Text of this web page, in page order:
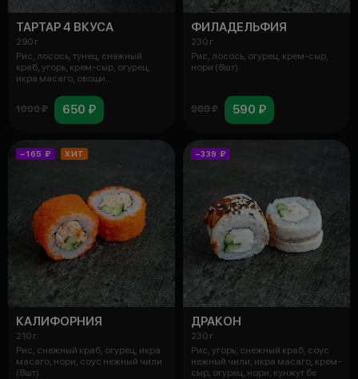
ТАРТАР 4 ВКУСА
290 г
Рис, лосось, тунец, снежный
краб, угорь, крем-сыр, огурец,
икра масаго, овощи
1000 ₽
650 ₽
ФИЛАДЕЛЬФИЯ
230 г
Рис, лосось, огурец, крем-сыр,
нори (8шт).
908 ₽ 590 ₽
−165 ₽ ХИТ
КАЛИФОРНИЯ
210 г
Рис, снежный краб, огурец, икра
масаго, нори, соус нежный чили
(8шт).
−339 ₽
ДРАКОН
230 г
Рис, угорь, снежный краб, соус
нежный чили, икра масаго, крем-
сыр, огурец, нори, кунжут бе